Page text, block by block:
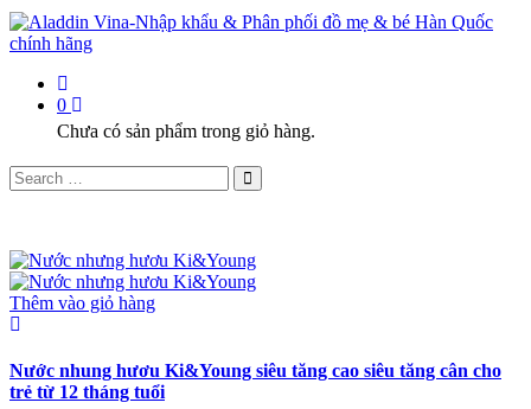
0
Chưa có sản phẩm trong giỏ hàng.
Thêm vào giỏ hàng
Nước nhung hươu Ki&Young siêu tăng cao siêu tăng cân cho
trẻ từ 12 tháng tuổi